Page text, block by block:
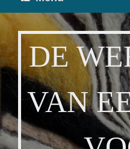
DE
VAN